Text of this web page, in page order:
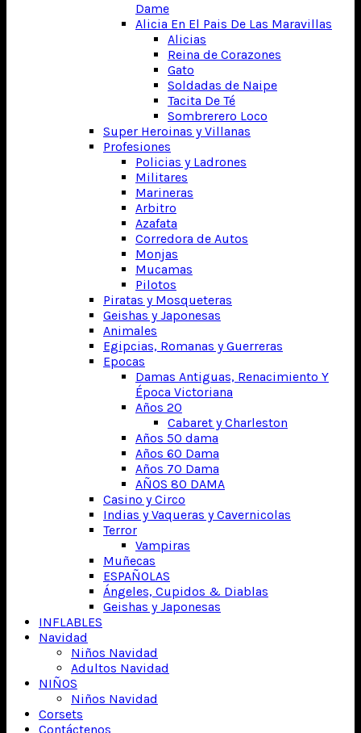
Dame
Alicia En El Pais De Las Maravillas
Alicias
Reina de Corazones
Gato
Soldadas de Naipe
Tacita De Té
Sombrerero Loco
Super Heroinas y Villanas
Profesiones
Policias y Ladrones
Militares
Marineras
Arbitro
Azafata
Corredora de Autos
Monjas
Mucamas
Pilotos
Piratas y Mosqueteras
Geishas y Japonesas
Animales
Egipcias, Romanas y Guerreras
Epocas
Damas Antiguas, Renacimiento Y
Época Victoriana
Años 20
Cabaret y Charleston
Años 50 dama
Años 60 Dama
Años 70 Dama
AÑOS 80 DAMA
Casino y Circo
Indias y Vaqueras y Cavernicolas
Terror
Vampiras
Muñecas
ESPAÑOLAS
Ángeles, Cupidos & Diablas
Geishas y Japonesas
INFLABLES
Navidad
Niños Navidad
Adultos Navidad
NIÑOS
Niños Navidad
Corsets
Contáctenos